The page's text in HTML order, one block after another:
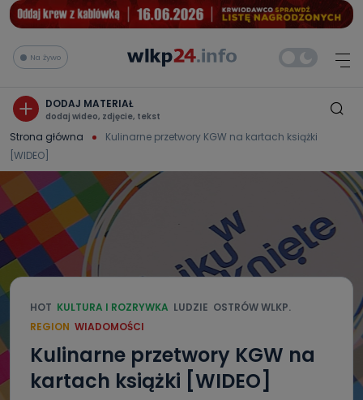
Na żywo
DODAJ MATERIAŁ
dodaj wideo, zdjęcie, tekst
Strona główna
Kulinarne przetwory KGW na kartach książki
[WIDEO]
HOT KULTURA I ROZRYWKA LUDZIE OSTRÓW WLKP.
REGION WIADOMOŚCI
Kulinarne przetwory KGW na
kartach książki [WIDEO]